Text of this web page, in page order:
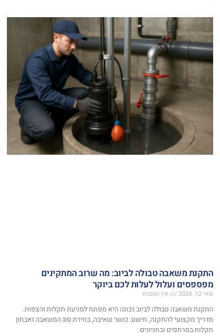
התקנת משאבה טבולה לביוב: מה שרוב המתקינים
מפספסים ועלול לעלות לכם ביוקר
מאי 12, 2026 אין תגובות
התקנת משאבה טבולה לביוב נכונה היא מפתח למניעת תקלות והצפות.
מדריך מקצועי להתקנה, חישוב כושר שאיבה, בחירת סוג המשאבה ואבחון
תקלות במרתפים ובחניונים.